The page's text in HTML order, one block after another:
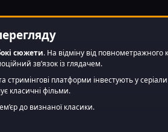
слід
сюжети. На відміну від повнометражного
зв’язок із глядачем.
стримінгові платформи інвестують у
класичні фільми.
до визнаної класики.